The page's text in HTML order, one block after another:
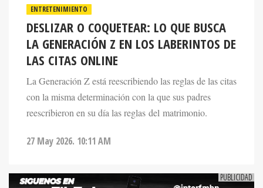
DESLIZAR O COQUETEAR: LO QUE BUSCA
LA GENERACIÓN Z EN LOS LABERINTOS DE
LAS CITAS ONLINE
La Generación Z está reescribiendo las reglas de las citas
con la misma determinación con la que sus padres
reescribieron en su día las reglas del matrimonio.